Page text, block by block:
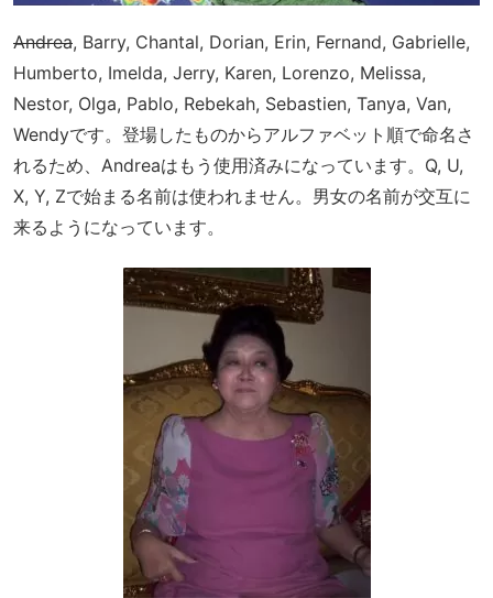
Andrea, Barry, Chantal, Dorian, Erin, Fernand, Gabrielle,
Humberto, Imelda, Jerry, Karen, Lorenzo, Melissa,
Nestor, Olga, Pablo, Rebekah, Sebastien, Tanya, Van,
Wendyです。登場したものからアルファベット順で命名さ
れるため、Andreaはもう使用済みになっています。Q, U,
X, Y, Zで始まる名前は使われません。男女の名前が交互に
来るようになっています。